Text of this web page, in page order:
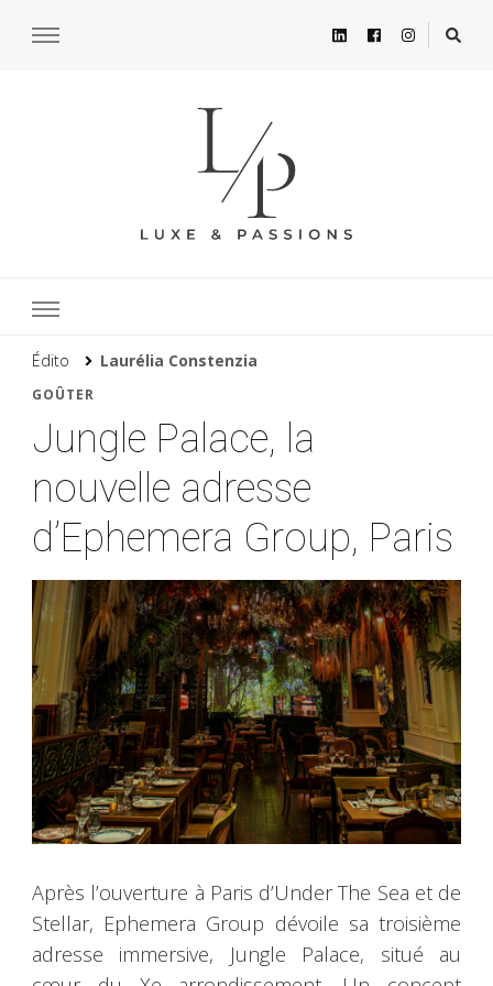
Édito Laurélia Constenzia
GOÛTER
Jungle Palace, la
nouvelle adresse
d’Ephemera Group, Paris
Après l’ouverture à Paris d’Under The Sea et de
Stellar, Ephemera Group dévoile sa troisième
adresse immersive, Jungle Palace, situé au